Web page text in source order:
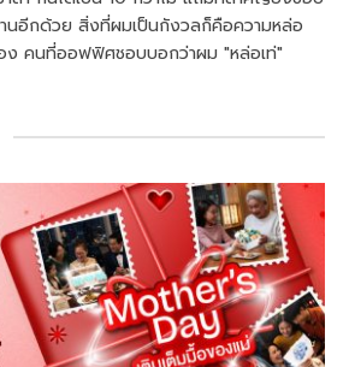
นอีกด้วย สิ่งที่ผมเป็นกังวลก็คือความหล่อ
ง คนที่ออฟฟิศชอบบอกว่าผม "หล่อเท่"